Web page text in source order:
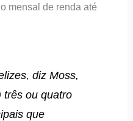
mensal de renda até
diz Moss,
três ou quatro
que